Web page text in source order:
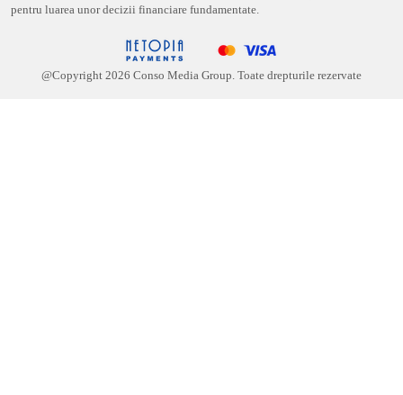
pentru luarea unor decizii financiare fundamentate.
@Copyright 2026 Conso Media Group. Toate drepturile rezervate